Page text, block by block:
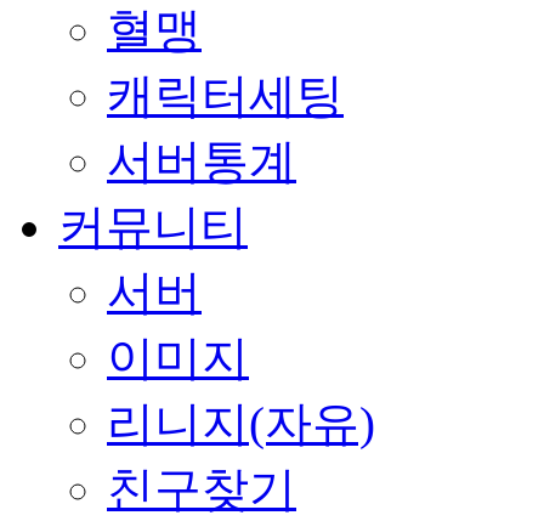
혈맹
캐릭터세팅
서버통계
커뮤니티
서버
이미지
리니지(자유)
친구찾기